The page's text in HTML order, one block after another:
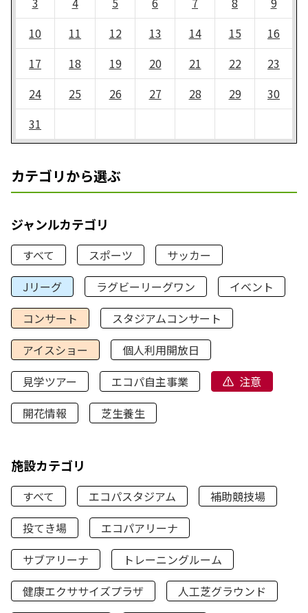
10
11 12 13 14 15
16
17
18 19 20 21 22
23
24
25 26 27 28 29
30
31
カテゴリから選ぶ
ジャンルカテゴリ
すべて スポーツ
サッカー
Jリーグ
ラグビーリーグワン
イベント
コンサート
スタジアムコンサート
アイスショー
個人利用開放日
見学ツアー
エコパ自主事業
注意
開花情報
芝生養生
施設カテゴリ
すべて エコパスタジアム
補助競技場
投てき場
エコパアリーナ
サブアリーナ
トレーニングルーム
健康エクササイズプラザ
人工芝グラウンド